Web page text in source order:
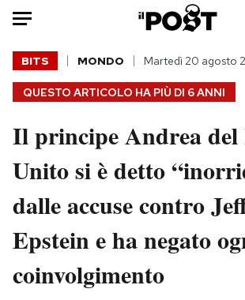
Auto
HOME
Italia
Politica
Tecnologia
Scienza
Cultura
Economia
Moda
Storie/
Media
QUESTO ARTICOLO HA PIÙ DI 6 ANNI
BITS MONDO Martedì 20 agosto
Il principe Andrea del
Unito si è detto
dalle accuse contro
Epstein e ha negato
coinvolgimento